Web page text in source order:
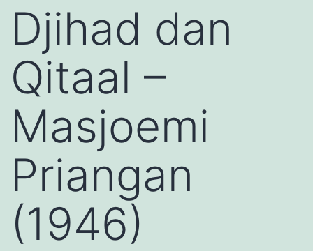
Djihad dan
Qitaal –
Masjoemi
Priangan
(1946)